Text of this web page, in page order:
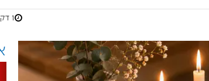
1 דקות